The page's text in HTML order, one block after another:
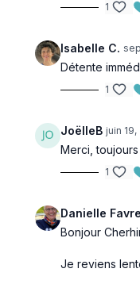
1
Isabelle C.
Détente
1
JoëlleB juin 19,
Merci,
1
Danielle
Bonjour
Je reviens